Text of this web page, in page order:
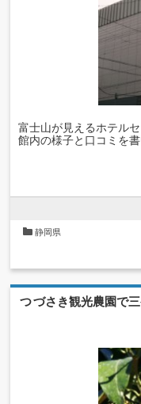
富士山が見えるホテル
館内の様子と口コミを
静岡県
つづさき観光農園で